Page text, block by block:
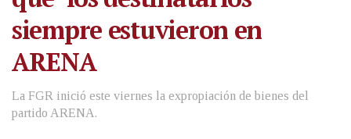
siempre estuvieron en
ARENA
La FGR inició este viernes la expropiación de bienes del
partido ARENA.